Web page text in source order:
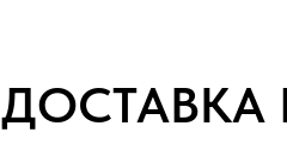
ДОСТАВКА